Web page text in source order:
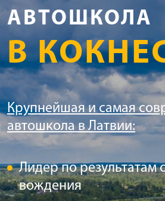
АВТОШКОЛА
В
Крупнейшая и самая
автошкола в Латвии:
Лидер по результатам
вождения